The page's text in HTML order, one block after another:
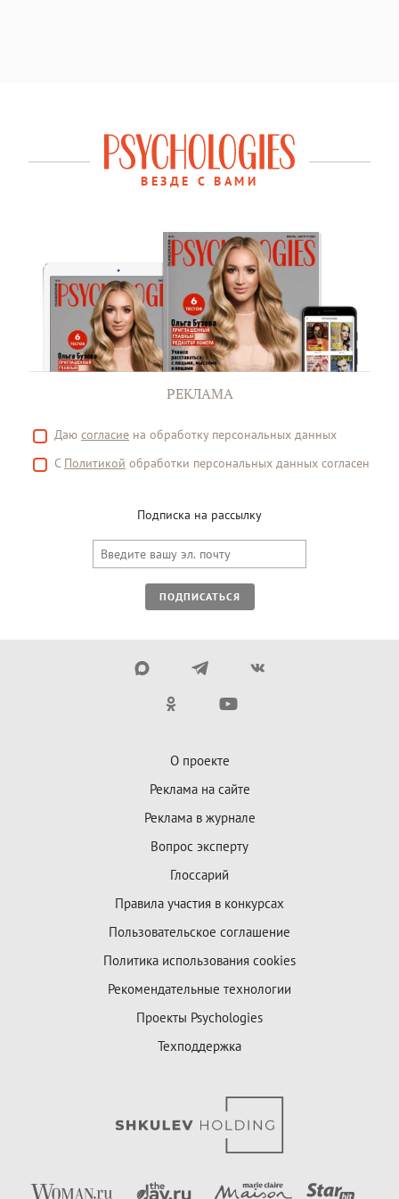
ВЕЗДЕ С ВАМИ
РЕКЛАМА
Даю согласие на обработку персональных данных
С Политикой обработки персональных данных согласен
Подписка на рассылку
ПОДПИСАТЬСЯ
О проекте
Реклама на сайте
Реклама в журнале
Вопрос эксперту
Глоссарий
Правила участия в конкурсах
Пользовательское соглашение
Политика использования cookies
Рекомендательные технологии
Проекты Psychologies
Техподдержка